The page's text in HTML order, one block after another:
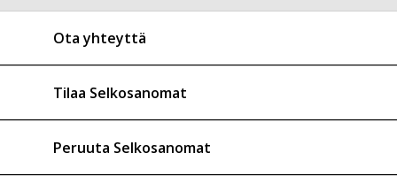
Ota yhteyttä
Tilaa Selkosanomat
Peruuta Selkosanomat